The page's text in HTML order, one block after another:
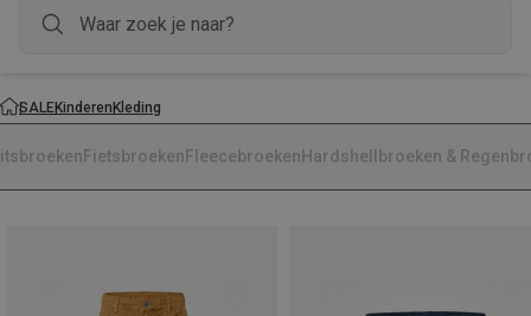
SALEKinderenKleding
Fietsbroeken Fleecebroeken Hardshellbroeken &